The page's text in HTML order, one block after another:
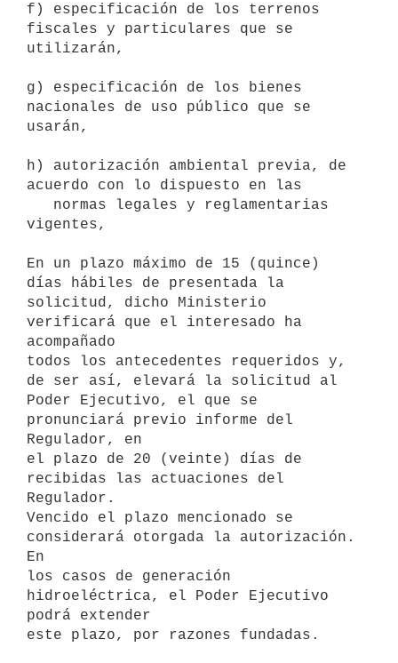
f) especificación de los terrenos
fiscales y particulares que se
utilizarán,
g) especificación de los bienes
nacionales de uso público que se
usarán,
h) autorización ambiental previa, de
acuerdo con lo dispuesto en las
vigentes,
En un plazo máximo de 15 (quince)
días hábiles de presentada la
solicitud, dicho Ministerio
verificará que el interesado ha
acompañado
todos los antecedentes requeridos y,
de ser así, elevará la solicitud al
Poder Ejecutivo, el que se
pronunciará previo informe del
Regulador, en
el plazo de 20 (veinte) días de
recibidas las actuaciones del
Regulador.
Vencido el plazo mencionado se
considerará otorgada la autorización.
En
los casos de generación
hidroeléctrica, el Poder Ejecutivo
podrá extender
este plazo, por razones fundadas.